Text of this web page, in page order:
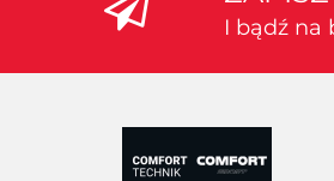
I bądź na